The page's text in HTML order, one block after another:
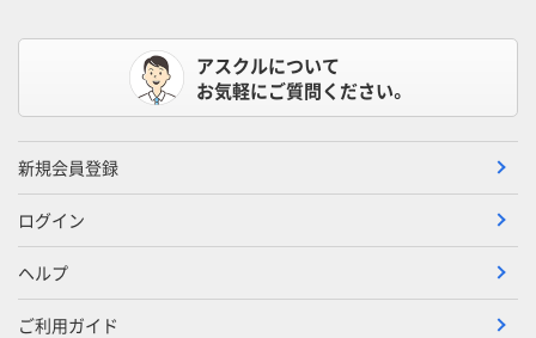
アスクルについて
お気軽にご質問ください。
新規会員登録
ログイン
ヘルプ
ご利用ガイド